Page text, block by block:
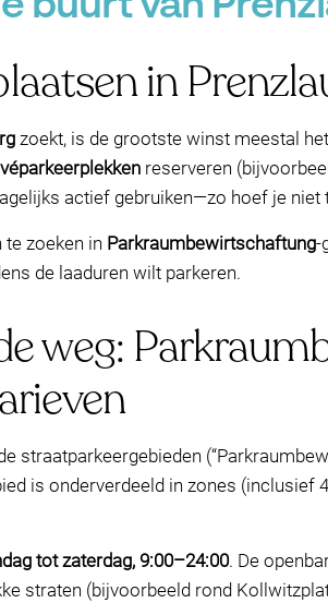
in
zoekt, is de grootste winst meestal
reserveren
actief gebruiken—zo hoef je
te zoeken in Parkraumbewirtschaftung-
de laaduren wilt parkeren.
weg:
straatparkeergebieden
is onderverdeeld in zones
tot zaterdag, 9:00–24:00. De
straten (bijvoorbeeld rond